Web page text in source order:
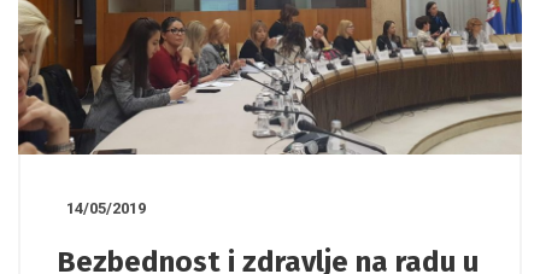
14/05/2019
Bezbednost i zdravlje na radu u